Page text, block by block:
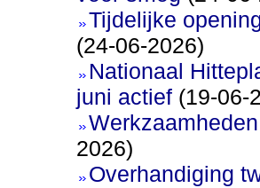
Tijdelijke
(24-06-2026)
Nationaal
juni actief(19-06-
2026)
Overhandiging